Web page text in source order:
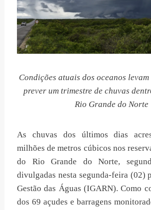
Condições atuais dos oceanos
prever um trimestre de chuvas
Rio Grande do Norte
As chuvas dos últimos dias
milhões de metros cúbicos nos
do Rio Grande do Norte,
divulgadas nesta segunda-feira (02)
Gestão das Águas (IGARN). Como
dos 69 açudes e barragens